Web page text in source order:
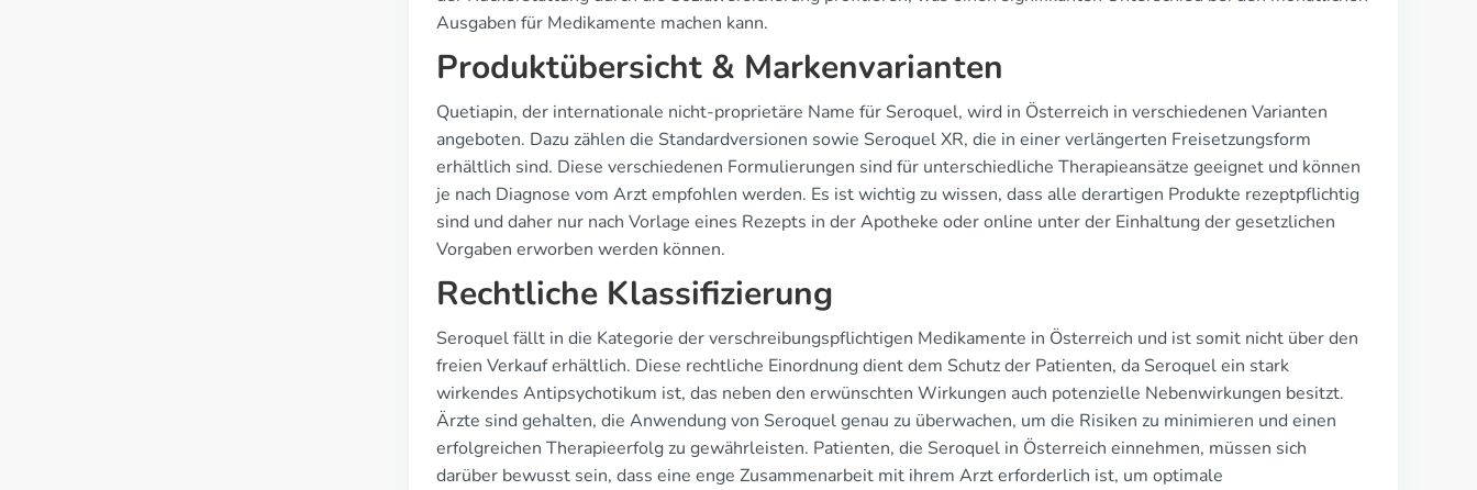
Ausgaben für Medikamente machen kann.
Produktübersicht & Markenvarianten
Quetiapin, der internationale nicht-proprietäre Name für Seroquel, wird in Österreich in verschiedenen Varianten
angeboten. Dazu zählen die Standardversionen sowie Seroquel XR, die in einer verlängerten Freisetzungsform
erhältlich sind. Diese verschiedenen Formulierungen sind für unterschiedliche Therapieansätze geeignet und können
je nach Diagnose vom Arzt empfohlen werden. Es ist wichtig zu wissen, dass alle derartigen Produkte rezeptpflichtig
sind und daher nur nach Vorlage eines Rezepts in der Apotheke oder online unter der Einhaltung der gesetzlichen
Vorgaben erworben werden können.
Rechtliche Klassifizierung
Seroquel fällt in die Kategorie der verschreibungspflichtigen Medikamente in Österreich und ist somit nicht über den
freien Verkauf erhältlich. Diese rechtliche Einordnung dient dem Schutz der Patienten, da Seroquel ein stark
wirkendes Antipsychotikum ist, das neben den erwünschten Wirkungen auch potenzielle Nebenwirkungen besitzt.
Ärzte sind gehalten, die Anwendung von Seroquel genau zu überwachen, um die Risiken zu minimieren und einen
erfolgreichen Therapieerfolg zu gewährleisten. Patienten, die Seroquel in Österreich einnehmen, müssen sich
darüber bewusst sein, dass eine enge Zusammenarbeit mit ihrem Arzt erforderlich ist, um optimale